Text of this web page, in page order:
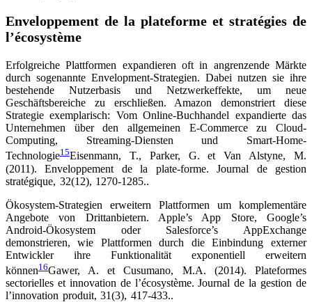
Enveloppement de la plateforme et stratégies de
l’écosystème
Erfolgreiche Plattformen expandieren oft in angrenzende Märkte
durch sogenannte Envelopment-Strategien. Dabei nutzen sie ihre
bestehende Nutzerbasis und Netzwerkeffekte, um neue
Geschäftsbereiche zu erschließen. Amazon demonstriert diese
Strategie exemplarisch: Vom Online-Buchhandel expandierte das
Unternehmen über den allgemeinen E-Commerce zu Cloud-
Computing, Streaming-Diensten und Smart-Home-
Technologie15Eisenmann, T., Parker, G. et Van Alstyne, M.
(2011). Enveloppement de la plate-forme. Journal de gestion
stratégique, 32(12), 1270-1285..
Ökosystem-Strategien erweitern Plattformen um komplementäre
Angebote von Drittanbietern. Apple’s App Store, Google’s
Android-Ökosystem oder Salesforce’s AppExchange
demonstrieren, wie Plattformen durch die Einbindung externer
Entwickler ihre Funktionalität exponentiell erweitern
können16Gawer, A. et Cusumano, M.A. (2014). Plateformes
sectorielles et innovation de l’écosystème. Journal de la gestion de
l’innovation produit, 31(3), 417-433..